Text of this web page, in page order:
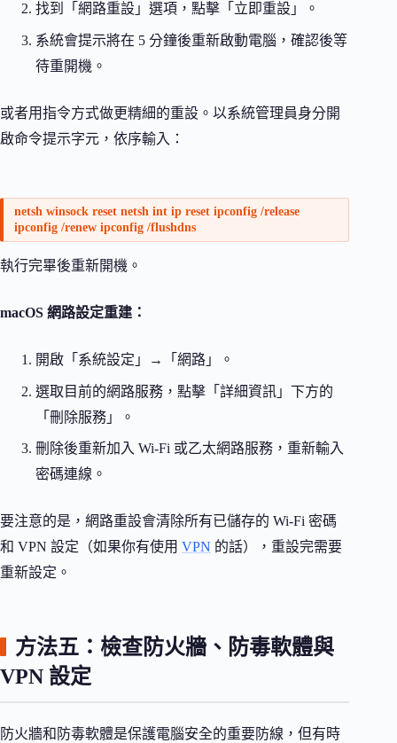
找到「網路重設」選項，點擊「立即重設」。
系統會提示將在 5 分鐘後重新啟動電腦，確認後等
待重開機。
或者用指令方式做更精細的重設。以系統管理員身分開
啟命令提示字元，依序輸入：
netsh winsock reset netsh int ip reset ipconfig /release
ipconfig /renew ipconfig /flushdns
執行完畢後重新開機。
macOS 網路設定重建：
開啟「系統設定」→「網路」。
選取目前的網路服務，點擊「詳細資訊」下方的
「刪除服務」。
刪除後重新加入 Wi-Fi 或乙太網路服務，重新輸入
密碼連線。
要注意的是，網路重設會清除所有已儲存的 Wi-Fi 密碼
和 VPN 設定（如果你有使用 VPN 的話），重設完需要
重新設定。
方法五：檢查防火牆、防毒軟體與
VPN 設定
防火牆和防毒軟體是保護電腦安全的重要防線，但有時